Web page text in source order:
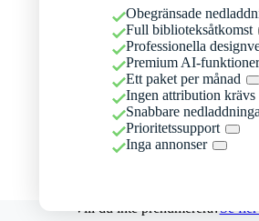
Obegränsade
Full biblioteksåtkomst
Professionella
Premium AI-funktioner
Ett paket per månad
Ingen attribution krävs
Snabbare
Prioritetssupport
Inga annonser
Vill du inte prenumerera?Se